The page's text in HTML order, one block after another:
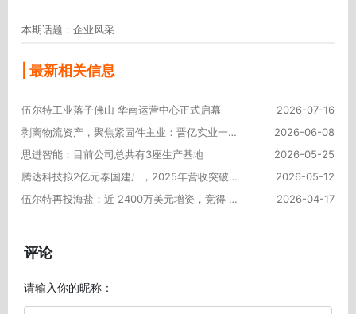
本期话题：企业风采
| 最新相关信息
伍尔特工业落子佛山 华南运营中心正式启幕
2026-07-16
剥离物流资产，聚焦紧固件主业：晋亿实业一季报净利增超25%
2026-06-08
思进智能：目前公司总共有3座生产基地
2026-05-25
腾达科技拟2亿元泰国建厂，2025年营收突破20亿元
2026-05-12
伍尔特再投海盐：近 2400万美元增资，竞得 5.6万平方米产业园
2026-04-17
评论
请输入你的昵称：